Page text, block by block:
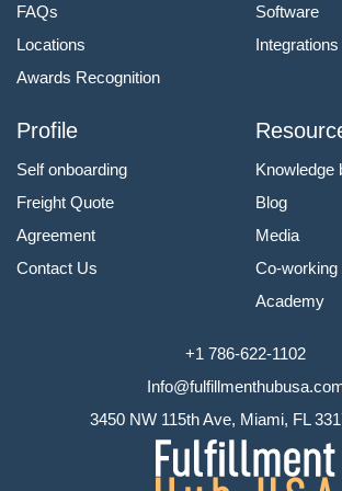
FAQs
Locations
Awards Recognition
Software
Integrations
Profile
Self onboarding
Freight Quote
Agreement
Contact Us
Knowledge
Blog
Media
Co-working
Academy
+1 786-622-1102
3450 NW 115th Ave, Miami, FL